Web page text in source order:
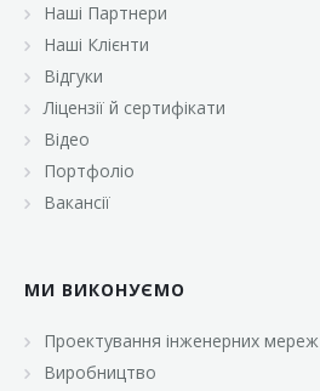
«Велмарт»
«ВК Експресс»
«Класс»
«Континент»
Наші Партнери
Наші Клієнти
Відгуки
Ліцензії й сертифікати
Відео
Портфоліо
Вакансії
МИ ВИКОНУЄМО
Проектування інженерних мереж
Виробництво